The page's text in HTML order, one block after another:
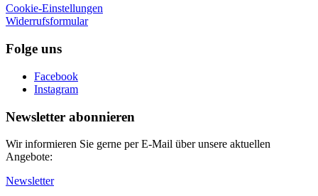
Cookie-Einstellungen
Widerrufsformular
Folge uns
Facebook
Instagram
Newsletter abonnieren
Wir informieren Sie gerne per E-Mail über unsere aktuellen
Angebote:
Newsletter